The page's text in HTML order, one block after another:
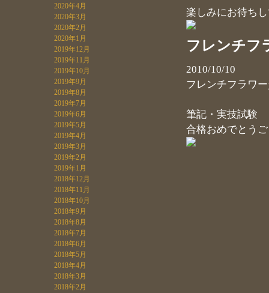
楽しみにお待ち
フレンチフ
2010/10/10
フレンチフラワ
筆記・実技試験
合格おめでとう
2020年4月
2020年3月
2020年2月
2020年1月
2019年12月
2019年11月
2019年10月
2019年9月
2019年8月
2019年7月
2019年6月
2019年5月
2019年4月
2019年3月
2019年2月
2019年1月
2018年12月
2018年11月
2018年10月
2018年9月
2018年8月
2018年7月
2018年6月
2018年5月
2018年4月
2018年3月
2018年2月